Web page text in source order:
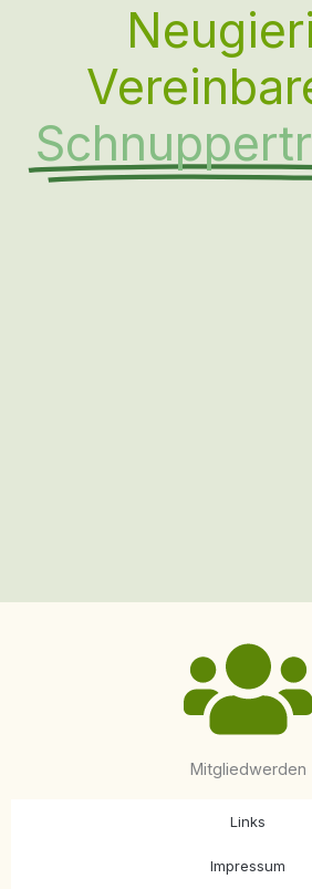
Mitgliedwerden
Links
Impressum